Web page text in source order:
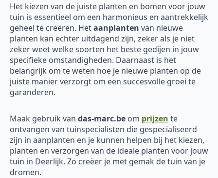
Het kiezen van de juiste planten en bomen voor jouw
tuin is essentieel om een harmonieus en aantrekkelijk
geheel te creëren. Hetaanplanten van nieuwe
planten kan echter uitdagend zijn, zeker als je niet
zeker weet welke soorten het beste gedijen in jouw
specifieke omstandigheden. Daarnaast is het
belangrijk om te weten hoe je nieuwe planten op de
juiste manier verzorgt om een succesvolle groei te
garanderen.
Maak gebruik van das-marc.be om prijzen te
ontvangen van tuinspecialisten die gespecialiseerd
zijn in aanplanten en je kunnen helpen bij het kiezen,
planten en verzorgen van de ideale planten voor jouw
tuin in Deerlijk. Zo creëer je met gemak de tuin van je
dromen.